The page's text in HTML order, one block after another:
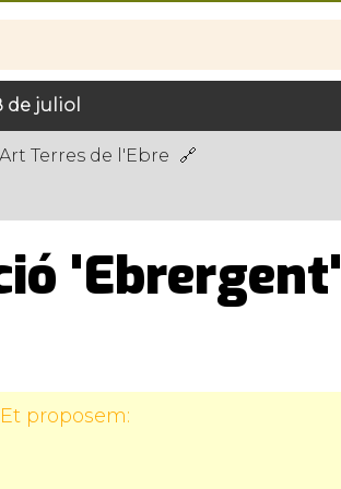
de juliol
Terres de l'Ebre
'Ebrergent'
proposem: